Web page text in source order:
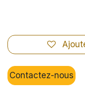
Contactez-nous